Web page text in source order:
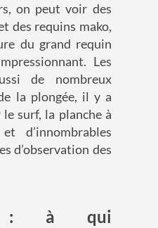
on peut voir des
des requins mako,
du grand requin
Les
de nombreux
la plongée, il y a
surf, la planche à
d’innombrables
d’observation des
: à qui